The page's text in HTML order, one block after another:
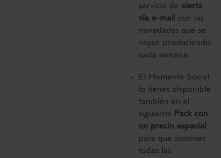
servicio de alerta
vía e-mail con las
novedades que se
vayan produciendo
cada semana.
El Memento Social
lo tienes disponible
también en el
siguiente Pack con
un precio especial
para que domines
todas las